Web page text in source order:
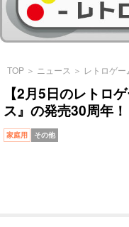
TOP ＞ ニュース ＞ レトロゲー
【2月5日のレトロ
ス』の発売30周年！
家庭用 その他